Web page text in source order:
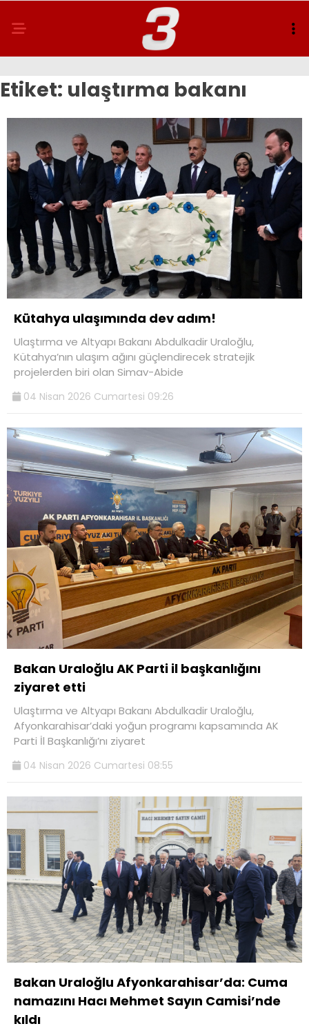
Etiket: ulaştırma bakanı
Kütahya ulaşımında dev adım!
Ulaştırma ve Altyapı Bakanı Abdulkadir Uraloğlu,
Kütahya’nın ulaşım ağını güçlendirecek stratejik
projelerden biri olan Simav-Abide
04 Nisan 2026 Cumartesi 09:26
Bakan Uraloğlu AK Parti il başkanlığını
ziyaret etti
Ulaştırma ve Altyapı Bakanı Abdulkadir Uraloğlu,
Afyonkarahisar’daki yoğun programı kapsamında AK
Parti İl Başkanlığı’nı ziyaret
04 Nisan 2026 Cumartesi 08:55
Bakan Uraloğlu Afyonkarahisar’da: Cuma
namazını Hacı Mehmet Sayın Camisi’nde
kıldı